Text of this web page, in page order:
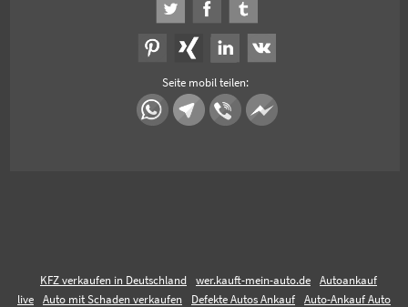
Seite mobil teilen:
KFZ verkaufen in Deutschland wer.kauft-mein-auto.de
Autoankauf
live
Auto mit Schaden verkaufen Defekte Autos Ankauf
Auto-Ankauf Auto